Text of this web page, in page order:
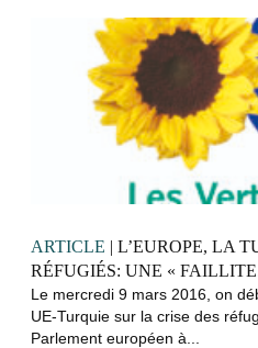
ARTICLE | L’EUROPE, LA
RÉFUGIÉS: UNE «
Le mercredi 9 mars 2016, on
UE-Turquie sur la crise des
Parlement européen à...